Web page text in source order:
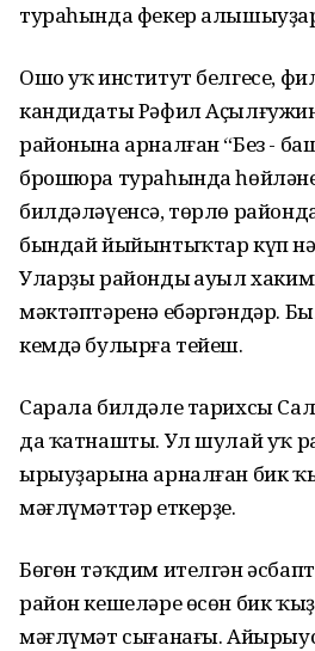
тураһында фекер
Ошо уҡ институт белгесе,
кандидаты Рәфил
районына арналған “Без -
брошюра тураһында
билдәләүенсә, төрлө
бындай йыйынтыҡтар күп
Уларҙы райондың ауыл
мәктәптәренә ебәргәндәр.
кемдә булырға тейеш.
Сарала билдәле тарихсы
да ҡатнашты. Ул шулай уҡ
ырыуҙарына арналған бик
мәғлүмәттәр еткерҙе.
Бөгөн тәҡдим ителгән
район кешеләре өсөн бик
мәғлүмәт сығанағы.